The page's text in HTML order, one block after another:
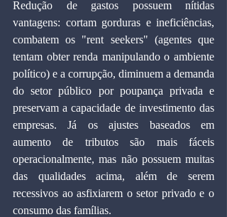
Redução de gastos possuem nítidas
vantagens: cortam gorduras e ineficiências,
combatem os "rent seekers" (agentes que
tentam obter renda manipulando o ambiente
político) e a corrupção, diminuem a demanda
do setor público por poupança privada e
preservam a capacidade de investimento das
empresas. Já os ajustes baseados em
aumento de tributos são mais fáceis
operacionalmente, mas não possuem muitas
das qualidades acima, além de serem
recessivos ao asfixiarem o setor privado e o
consumo das famílias.